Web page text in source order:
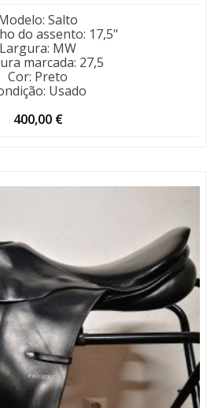
: Salto
do assento: 17,5"
Largura: MW
marcada: 27,5
Cor: Preto
: Usado
400,00 €